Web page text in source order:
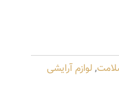
,لوازم آرایشی